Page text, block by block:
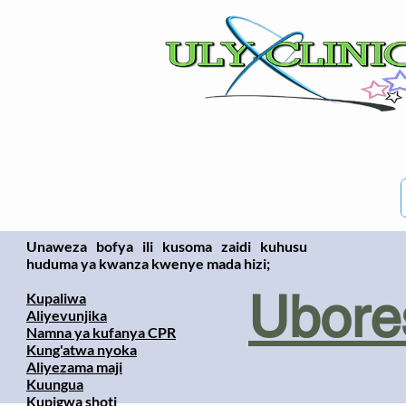
Unaweza bofya ili kusoma zaidi kuhusu
huduma ya kwanza kwenye mada hizi;
Kupaliwa
Aliyevunjika
Namna ya kufanya CPR
Kung'atwa nyoka
Aliyezama maji
Kuungua
Kupigwa shoti